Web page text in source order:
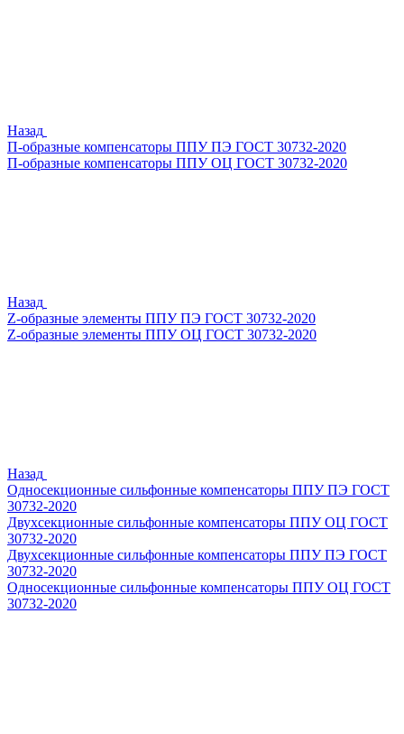
Назад
П-образные компенсаторы ППУ ПЭ ГОСТ 30732-2020
П-образные компенсаторы ППУ ОЦ ГОСТ 30732-2020
Назад
Z-образные элементы ППУ ПЭ ГОСТ 30732-2020
Z-образные элементы ППУ ОЦ ГОСТ 30732-2020
Назад
Односекционные сильфонные компенсаторы ППУ ПЭ ГОСТ
30732-2020
Двухсекционные сильфонные компенсаторы ППУ ОЦ ГОСТ
30732-2020
Двухсекционные сильфонные компенсаторы ППУ ПЭ ГОСТ
30732-2020
Односекционные сильфонные компенсаторы ППУ ОЦ ГОСТ
30732-2020